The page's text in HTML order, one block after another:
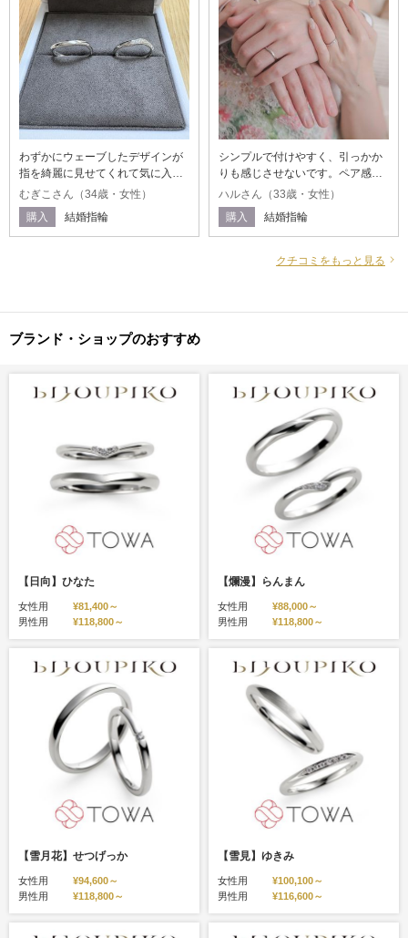
わずかにウェーブしたデザインが
指を綺麗に見せてくれて気に入っ
ています。似たようなデザインの
指輪を同じ価格帯でいくつか見ま
したが、付け心地・デザイン・価
格の全てを勘案したときに1番バラ
むぎこさん（34歳・女性）
購入
結婚指輪
シンプルで付けやすく、引っかか
りも感じさせないです。ペア感も
あるので、結婚指輪のような感じ
も気に入っています。年齢を重ね
ると、細めの指輪は合わなくなる
という意見もあると思いますが、
年齢を重ねた時にまた購入すれば
ハルさん（33歳・女性）
購入
結婚指輪
クチコミをもっと見る
ブランド・ショップのおすすめ
【日向】ひなた
女性用
¥81,400～
男性用
¥118,800～
【爛漫】らんまん
女性用
¥88,000～
男性用
¥118,800～
【雪月花】せつげっか
女性用
¥94,600～
男性用
¥118,800～
【雪見】ゆきみ
女性用
¥100,100～
男性用
¥116,600～